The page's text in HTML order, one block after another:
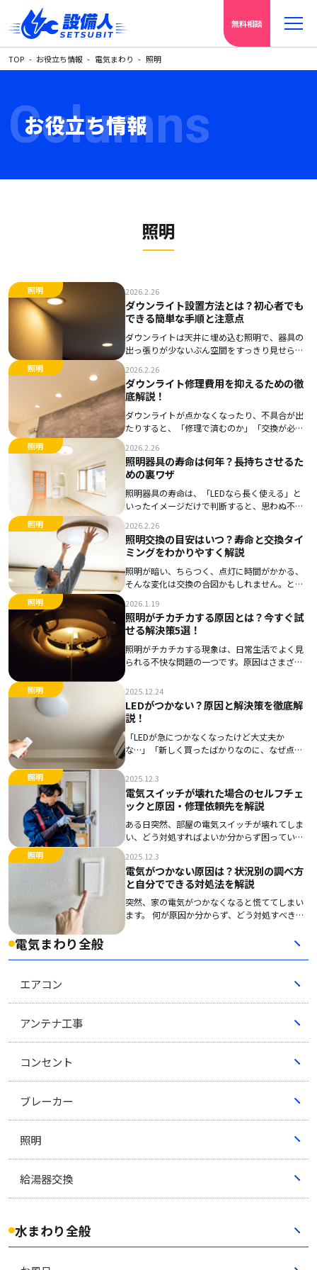
無料相談
TOP お役立ち情報 電気まわり 照明
お役立ち情報
Columns
照明
照明 2026.2.26
ダウンライト設置方法とは？初心者でも
できる簡単な手順と注意点
ダウンライトは天井に埋め込む照明で、器具の
出っ張りが少ないぶん空間をすっきり見せられ
ンの手元や壁面の飾りなど「照らしたい場所」
をつくりやすい点も魅力です。 ただし、シーリ
ングライ […]
照明 2026.2.26
ダウンライト修理費用を抑えるための徹
底解説！
ダウンライトが点かなくなったり、不具合が出
たりすると、「修理で済むのか」「交換が必要
は少なくありません。ダウンライトは種類や故
障内容によって対応方法や費用が大きく変わる
ため、基本 […]
照明 2026.2.26
照明器具の寿命は何年？長持ちさせるた
めの裏ワザ
照明器具の寿命は、「LEDなら長く使える」と
いったイメージだけで判断すると、思わぬ不具
には、点灯時間や点滅の回数、熱や湿気といっ
た設置環境によって、消耗の進み方は大きく変
わりま […]
照明 2026.2.26
照明交換の目安はいつ？寿命と交換タイ
ミングをわかりやすく解説
照明が暗い、ちらつく、点灯に時間がかかる、
そんな変化は交換の合図かもしれません。とは
スクがあり、やみくもに替えるのは危険です。
そこで本記事では、家庭でできる安全対策か
ら、蛍光灯 […]
照明 2026.1.19
照明がチカチカする原因とは？今すぐ試
せる解決策5選！
照明がチカチカする現象は、日常生活でよく見
られる不快な問題の一つです。原因はさまざま
で、電球や蛍光灯の寿命、安定器の不具合、接
触不良、さらには調光器との相性問題まで多岐
にわたります。放置すると、視覚的なストレス
や体調不良 […]
照明 2025.12.24
LEDがつかない？原因と解決策を徹底解
説！
「LEDが急につかなくなったけど大丈夫か
な…」「新しく買ったばかりなのに、なぜ点灯
しないのだろう」と不安や疑問を感じている方
もいるでしょう。突然LEDがつかなくなると、
原因がわからず戸惑うものです。 まずは落ち着
いて、原 […]
照明 2025.12.3
電気スイッチが壊れた場合のセルフチェ
ックと原因・修理依頼先を解説
ある日突然、部屋の電気スイッチが壊れてしま
い、どう対処すればよいか分からず困っていま
つかないといったトラブルには、いくつかの原
因が考えられるものです。故障だと決めつける
前に、ご自 […]
照明 2025.12.3
電気がつかない原因は？状況別の調べ方
と自分でできる対処法を解説
突然、家の電気がつかなくなると慌ててしまい
ます。 何が原因か分からず、どう対処すべきか
不安になることも多いでしょう。 電気がつかな
い原因は、家全体の問題から一部屋だけのトラ
電気まわり全般
エアコン
アンテナ工事
コンセント
ブレーカー
照明
給湯器交換
水まわり全般